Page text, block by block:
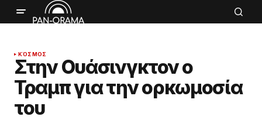
ΚΌΣΜΟΣ
Στην Ουάσινγκτον ο
Τραμπ για την ορκωμοσία
του